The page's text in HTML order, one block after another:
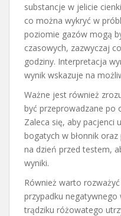
substancje w jelicie
co można wykryć w
poziomie gazów mogą
czasowych, zazwyczaj
godziny. Interpretacja
wynik wskazuje na
Ważne jest również
być przeprowadzane po
Zaleca się, aby pacjenci
bogatych w błonnik
na dzień przed testem,
wyniki.
Również warto
przypadku negatywnego
trądziku różowatego